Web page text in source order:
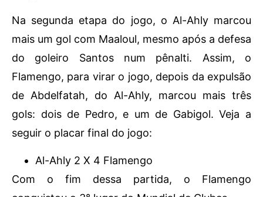
Na segunda etapa do jogo, o Al-Ahly marcou
mais um gol com Maaloul, mesmo após a defesa
do goleiro Santos num pênalti. Assim, o
Flamengo, para virar o jogo, depois da expulsão
de Abdelfatah, do Al-Ahly, marcou mais três
gols: dois de Pedro, e um de Gabigol. Veja a
seguir o placar final do jogo:
Al-Ahly 2 X 4 Flamengo
Com o fim dessa partida, o Flamengo